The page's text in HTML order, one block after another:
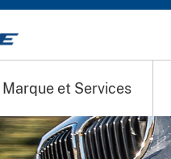
Marque et Services